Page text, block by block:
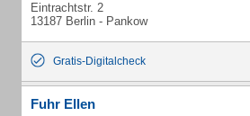
Eintrachtstr. 2
13187 Berlin - Pankow
Gratis-Digitalcheck
Fuhr Ellen